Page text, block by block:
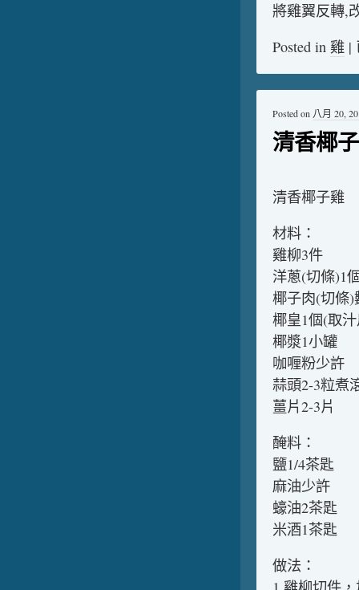
將雞翼反轉,
Posted in 雞 |
清香椰
Posted on 八月 20,
清香椰子雞
材料：
雞柳3件
洋蔥(切條)1
椰子肉(切條)
椰皇1個(取
椰漿1小罐
咖喱粉少許
蒜頭2-3粒煮
薑片2-3片
醃料：
鹽1/4茶匙
麻油少許
蠔油2茶匙
米酒1茶匙
做法：